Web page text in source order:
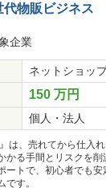
代物販ビジネス
企業
ネットショッ
150 万円
個人・法人
は、売れてから仕入
かる手間とリスクを削
ートで、初心者でも
です。